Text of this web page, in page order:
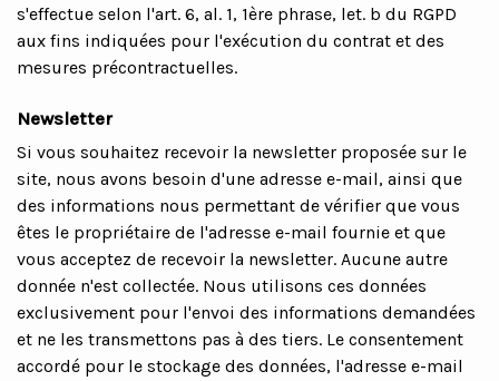
s'effectue selon l'art. 6, al. 1, 1ère phrase, let. b du RGPD
aux fins indiquées pour l'exécution du contrat et des
mesures précontractuelles.
Newsletter
Si vous souhaitez recevoir la newsletter proposée sur le
site, nous avons besoin d'une adresse e-mail, ainsi que
des informations nous permettant de vérifier que vous
êtes le propriétaire de l'adresse e-mail fournie et que
vous acceptez de recevoir la newsletter. Aucune autre
donnée n'est collectée. Nous utilisons ces données
exclusivement pour l'envoi des informations demandées
et ne les transmettons pas à des tiers. Le consentement
accordé pour le stockage des données, l'adresse e-mail